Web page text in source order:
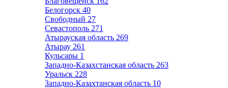
Белогорск 40
Свободный 27
Севастополь 271
Атырауская область 269
Атырау 261
Кульсары 1
Западно-Казахстанская область 263
Уральск 228
Западно-Казахтанская область 10